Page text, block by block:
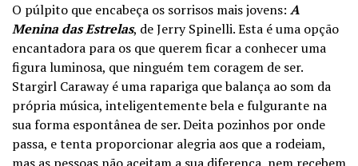
O púlpito que encabeça os sorrisos mais jovens: A
Menina das Estrelas, de Jerry Spinelli. Esta é uma opção
encantadora para os que querem ficar a conhecer uma
figura luminosa, que ninguém tem coragem de ser.
Stargirl Caraway é uma rapariga que balança ao som da
própria música, inteligentemente bela e fulgurante na
sua forma espontânea de ser. Deita pozinhos por onde
passa, e tenta proporcionar alegria aos que a rodeiam,